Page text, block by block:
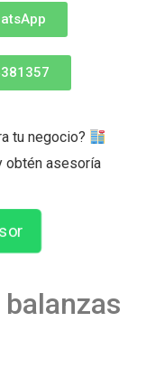
tu negocio?
obtén asesoría